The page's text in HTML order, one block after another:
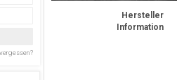
Hersteller
Information